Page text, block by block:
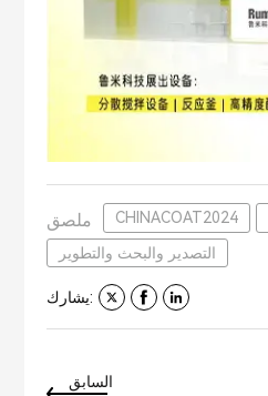
ملصق CHINACOAT2024
التصدير والبحث والتطوير
يشارك:
السابق